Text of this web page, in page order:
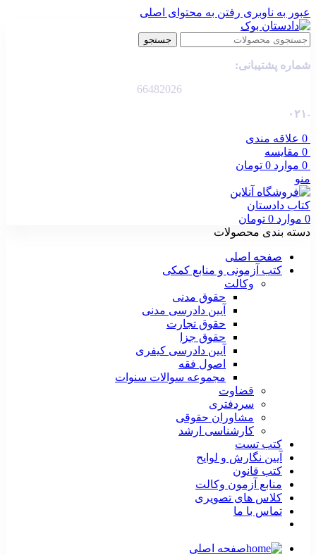
عبور به ناوبری رفتن به محتوای اصلی
جستجو
شماره پشتیبانی:
66482026
-۰۲۱
0 علاقه مندی
0 مقایسه
0 موارد 0 تومان
منو
0 موارد 0 تومان
دسته بندی محصولات
صفحه اصلی
کتب آزمونی و منابع کمکی
وکالت
حقوق مدنی
آیین دادرسی مدنی
حقوق تجارت
حقوق جزا
آیین دادرسی کیفری
اصول فقه
مجموعه سوالات سنوات
قضاوت
سردفتری
مشاوران حقوقی
کارشناسی ارشد
کتب تست
آیین نگارش و لوایح
کتب قانون
منابع آزمون وکالت
کلاس های تصویری
تماس با ما
صفحه اصلی